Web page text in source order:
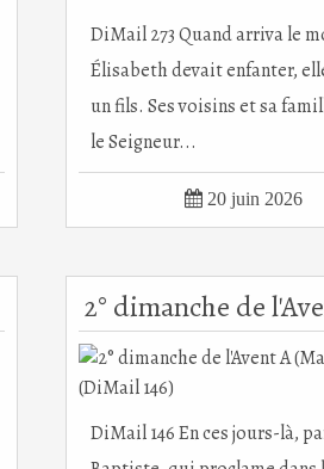
DiMail 273 Quand arriva le
Élisabeth devait enfanter,
un fils. Ses voisins et sa
le Seigneur...
 20 juin 2026
DiMail 146 En ces jours-là,